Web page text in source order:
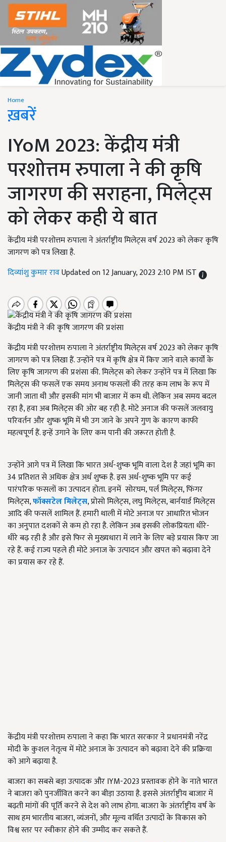
Home
ख़बरें
IYoM 2023: केंद्रीय मंत्री
परशोत्तम रुपाला ने की कृषि
जागरण की सराहना, मिलेट्स
को लेकर कही ये बात
केंद्रीय मंत्री परशोत्तम रुपाला ने अंतर्राष्ट्रीय मिलेट्स वर्ष 2023 को लेकर कृषि
जागरण को पत्र लिखा है.
दिव्यांशु कुमार रावUpdated on 12 January, 2023 2:10 PM IST
केंद्रीय मंत्री ने की कृषि जागरण की प्रशंसा
केंद्रीय मंत्री परशोत्तम रुपाला ने अंतर्राष्ट्रीय मिलेट्स वर्ष 2023 को लेकर कृषि
जागरण को पत्र लिखा हैं. उन्होंने पत्र में कृषि क्षेत्र में किए जाने वाले कार्यों के
लिए कृषि जागरण की प्रशंसा की. मिलेट्स को लेकर उन्होंने पत्र में लिखा कि
मिलेट्स की फसलें एक समय अनाथ फसलों की तरह कम लाभ के रूप में
जानी जाता थी और इसकी मांग भी बाजार में कम थी. लेकिन अब समय बदल
रहा है, हवा अब मिलेट्स की ओर बह रही है. मोटे अनाज की फसलें जलवायु
परिवर्तन और शुष्क भूमि में भी उग जाने के अपने गुण के कारण काफी
महत्वपूर्ण हैं. इन्हें उगाने के लिए कम पानी की जरूरत होती है.
उन्होंने आगे पत्र में लिखा कि भारत अर्ध-शुष्क भूमि वाला देश है जहां भूमि का
34 प्रतिशत से अधिक क्षेत्र अर्ध शुष्क है. इस अर्ध-शुष्क भूमि पर कई
पारंपरिक फसलों का उत्पादन होता. इनमें सोरघम, पर्ल मिलेट्स, फिंगर
मिलेट्स,फॉक्सटेल मिलेट्स, प्रोसो मिलेट्स, लघु मिलेट्स, बार्नयार्ड मिलेट्स
आदि की फसलें शामिल हैं. हमारी थाली में मोटे अनाज पर आधारित भोजन
का अनुपात दशकों से कम हो रहा है. लेकिन अब इसकी लोकप्रियता धीरे-
धीरे बढ़ रही है और इसे फिर से मुख्यधारा में लाने के लिए बड़े प्रयास किए जा
रहे हैं. कई राज्य पहले ही मोटे अनाज के उत्पादन और खपत को बढ़ावा देने
का प्रयास कर रहे हैं.
केंद्रीय मंत्री परशोत्तम रुपाला ने कहा कि भारत सरकार ने प्रधानमंत्री नरेंद्र
मोदी के कुशल नेतृत्व में मोटे अनाज के उत्पादन को बढ़ावा देने की प्रक्रिया
को आगे बढ़ाया है.
बाजरा का सबसे बड़ा उत्पादक और IYM-2023 प्रस्तावक होने के नाते भारत
ने बाजरा को पुनर्जीवित करने का बीड़ा उठाया है. इससे अंतर्राष्ट्रीय बाजार में
बढ़ती मांगों की पूर्ति करने से देश को लाभ होगा. बाजरा के अंतर्राष्ट्रीय वर्ष के
साथ हम भारतीय बाजरा, व्यंजनों, और मूल्य वर्धित उत्पादों के विकास को
विश्व स्तर पर स्वीकार होने की उम्मीद कर सकते हैं.